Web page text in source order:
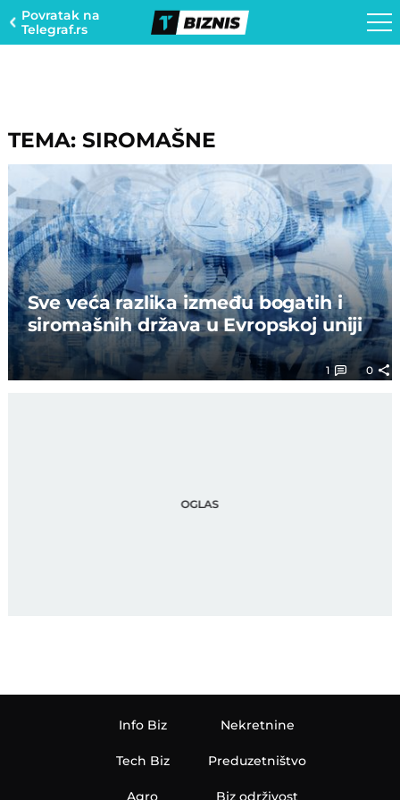
Povratak na
Telegraf.rs
TEMA: SIROMAŠNE
Sve veća razlika između bogatih i
siromašnih država u Evropskoj uniji
1 0
Info Biz
Tech Biz
Agro
Nekretnine
Preduzetništvo
Biz održivost